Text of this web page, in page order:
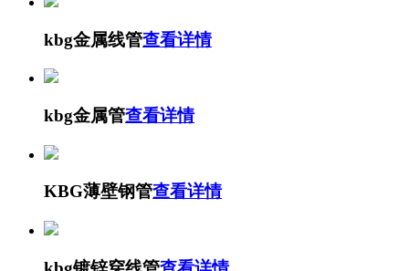
kbg金属线管查看详情
kbg金属管查看详情
KBG薄壁钢管查看详情